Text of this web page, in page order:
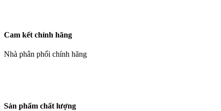
Cam kết chính hãng
Nhà phân phối chính hãng
Sản phẩm chất lượng